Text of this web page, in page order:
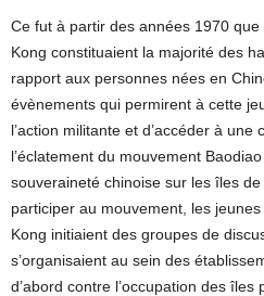
Ce fut à partir des années 1970
Kong constituaient la majorité des
rapport aux personnes nées en
évènements qui permirent à cette
l’action militante et d’accéder à
l’éclatement du mouvement
souveraineté chinoise sur les îles
participer au mouvement, les
Kong initiaient des groupes de
s’organisaient au sein des
d’abord contre l’occupation des